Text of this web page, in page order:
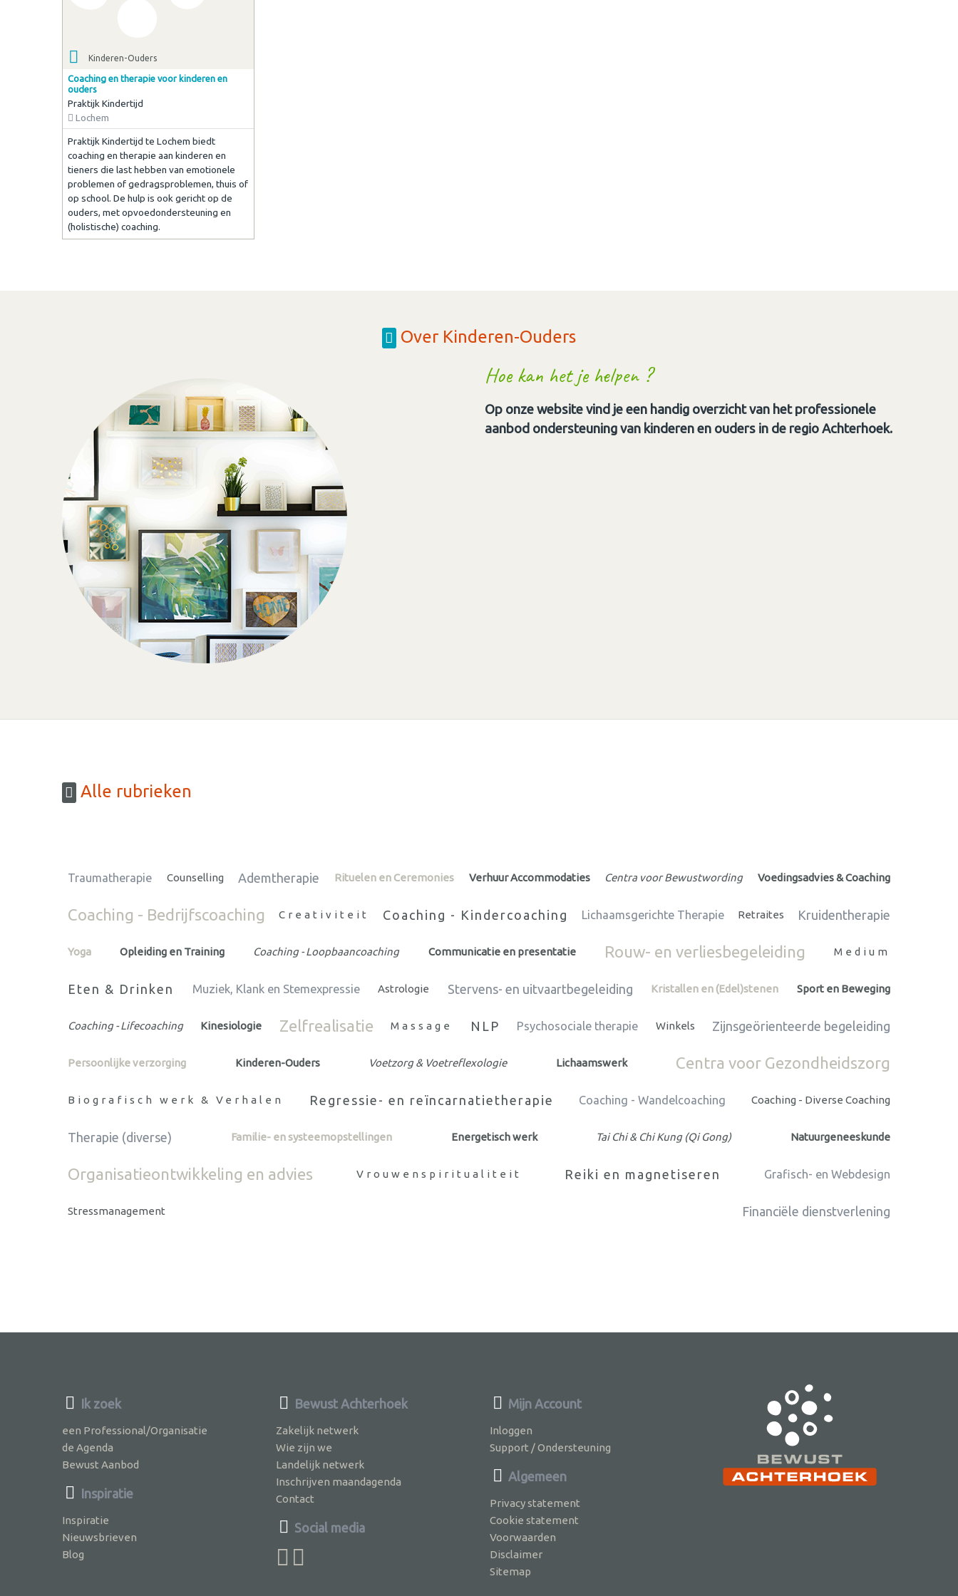
Kinderen-Ouders
Coaching en therapie voor kinderen en
ouders
Praktijk Kindertijd
Lochem
Praktijk Kindertijd te Lochem biedt
coaching en therapie aan kinderen en
tieners die last hebben van emotionele
problemen of gedragsproblemen, thuis of
op school. De hulp is ook gericht op de
ouders, met opvoedondersteuning en
(holistische) coaching.
Over Kinderen-Ouders
Hoe kan het je helpen ?
Op onze website vind je een handig overzicht van het professionele
aanbod ondersteuning van kinderen en ouders in de regio Achterhoek.
Alle rubrieken
Traumatherapie Counselling Ademtherapie Rituelen en Ceremonies Verhuur Accommodaties Centra voor Bewustwording Voedingsadvies & Coaching
Coaching - Bedrijfscoaching Creativiteit Coaching - Kindercoaching Lichaamsgerichte Therapie Retraites Kruidentherapie
Yoga Opleiding en Training Coaching - Loopbaancoaching Communicatie en presentatie Rouw- en verliesbegeleiding Medium
Eten & Drinken Muziek, Klank en Stemexpressie Astrologie Stervens- en uitvaartbegeleiding Kristallen en (Edel)stenen Sport en Beweging
Coaching - Lifecoaching Kinesiologie Zelfrealisatie Massage NLP Psychosociale therapie Winkels Zijnsgeörienteerde begeleiding
Persoonlijke verzorging Kinderen-Ouders Voetzorg & Voetreflexologie Lichaamswerk Centra voor Gezondheidszorg
Biografisch werk & Verhalen Regressie- en reïncarnatietherapie Coaching - Wandelcoaching Coaching - Diverse Coaching
Therapie (diverse) Familie- en systeemopstellingen Energetisch werk Tai Chi & Chi Kung (Qi Gong) Natuurgeneeskunde
Organisatieontwikkeling en advies Vrouwenspiritualiteit Reiki en magnetiseren Grafisch- en Webdesign
Stressmanagement Financiële dienstverlening
Ik zoek
een Professional/Organisatie
de Agenda
Bewust Aanbod
Inspiratie
Inspiratie
Nieuwsbrieven
Blog
Bewust Achterhoek
Zakelijk netwerk
Wie zijn we
Landelijk netwerk
Inschrijven maandagenda
Contact
Social media
Mijn Account
Inloggen
Support / Ondersteuning
Algemeen
Privacy statement
Cookie statement
Voorwaarden
Disclaimer
Sitemap